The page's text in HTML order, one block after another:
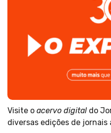
Visite o acervo digital do
diversas edições de